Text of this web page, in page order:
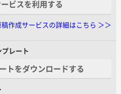
ビスを利用する
稿作成サービスの詳細はこちら ＞＞
レート
トをダウンロードする